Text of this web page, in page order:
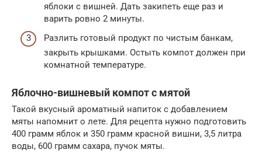
яблоки с вишней. Дать закипеть еще раз и
варить ровно 2 минуты.
Разлить готовый продукт по чистым банкам,
закрыть крышками. Остыть компот должен при
комнатной температуре.
Яблочно-вишневый компот с мятой
Такой вкусный ароматный напиток с добавлением
мяты напомнит о лете. Для рецепта нужно подготовить
400 грамм яблок и 350 грамм красной вишни, 3,5 литра
воды, 600 грамм сахара, пучок мяты.